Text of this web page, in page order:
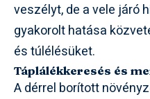
veszélyt, de a vele járó
gyakorolt hatása
és túlélésüket.
Táplálékkeresés és
A dérrel borított